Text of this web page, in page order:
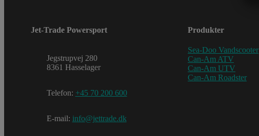
Jet-Trade Powersport
Jegstrupvej 280
8361 Hasselager
Telefon: +45 70 200 600
E-mail: info@jettrade.dk
Produkter
Sea-Doo Vandscooter
Can-Am ATV
Can-Am UTV
Can-Am Roadster